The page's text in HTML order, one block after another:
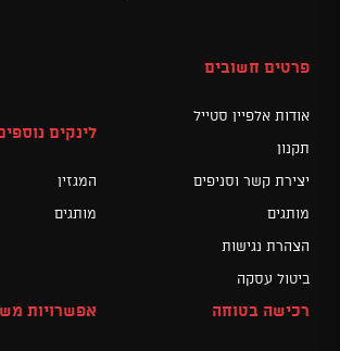
פרטים חשובים
אודות אלפיין סטייל
תקנון
יצירת קשר וסניפים
מותגים
הצהרת נגישות
ביטול עסקה
לינקים
המגזין
מותגים
רכישה בטוחה אפשרויות